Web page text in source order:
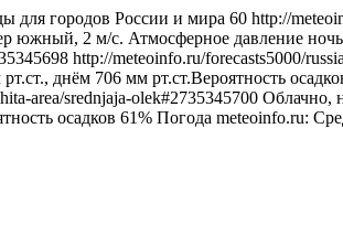
для городов России и мира 60 http://
южный, 2 м/с. Атмосферное давление
http://meteoinfo.ru/forecasts5000/
днём 706 мм рт.ст.Вероятность
area/srednjaja-olek#2735345700 Облачно,
осадков 61% Погода meteoinfo.ru: